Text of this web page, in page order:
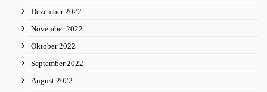
Dezember 2022
November 2022
Oktober 2022
September 2022
August 2022